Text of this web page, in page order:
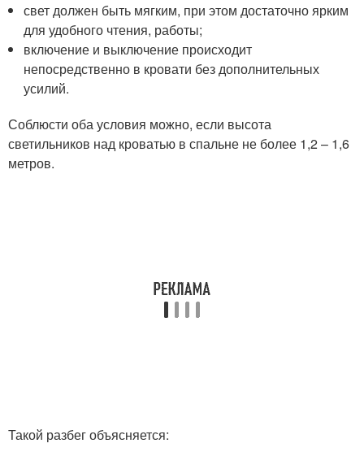
свет должен быть мягким, при этом достаточно ярким
для удобного чтения, работы;
включение и выключение происходит
непосредственно в кровати без дополнительных
усилий.
Соблюсти оба условия можно, если высота
светильников над кроватью в спальне не более 1,2 – 1,6
метров.
Такой разбег объясняется: